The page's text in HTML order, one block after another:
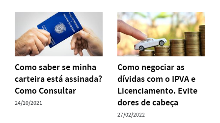
Como saber se minha
carteira está assinada?
Como Consultar
24/10/2021
Como negociar as
dívidas com o IPVA e
Licenciamento. Evite
dores de cabeça
27/02/2022